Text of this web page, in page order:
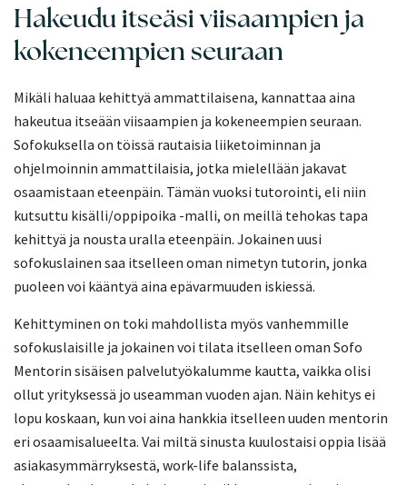
Hakeudu itseäsi viisaampien ja
kokeneempien seuraan
Mikäli haluaa kehittyä ammattilaisena, kannattaa aina
hakeutua itseään viisaampien ja kokeneempien seuraan.
Sofokuksella on töissä rautaisia liiketoiminnan ja
ohjelmoinnin ammattilaisia, jotka mielellään jakavat
osaamistaan eteenpäin. Tämän vuoksi tutorointi, eli niin
kutsuttu kisälli/oppipoika -malli, on meillä tehokas tapa
kehittyä ja nousta uralla eteenpäin. Jokainen uusi
sofokuslainen saa itselleen oman nimetyn tutorin, jonka
puoleen voi kääntyä aina epävarmuuden iskiessä.
Kehittyminen on toki mahdollista myös vanhemmille
sofokuslaisille ja jokainen voi tilata itselleen oman Sofo
Mentorin sisäisen palvelutyökalumme kautta, vaikka olisi
ollut yrityksessä jo useamman vuoden ajan. Näin kehitys ei
lopu koskaan, kun voi aina hankkia itselleen uuden mentorin
eri osaamisalueelta. Vai miltä sinusta kuulostaisi oppia lisää
asiakasymmärryksestä, work-life balanssista,